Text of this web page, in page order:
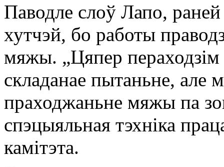
Паводле слоў Лапо,
хутчэй, бо работы
мяжы. „Цяпер
складанае пытаньне,
праходжаньне мяжы па
спэцыяльная тэхніка
камітэта.